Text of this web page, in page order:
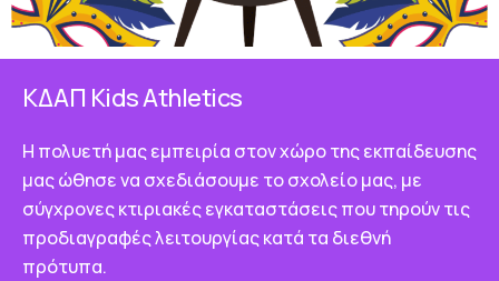
ΚΔΑΠ Κids Athletics
Η πολυετή μας εμπειρία στον χώρο της εκπαίδευσης
μας ώθησε να σχεδιάσουμε το σχολείο μας, με
σύγχρονες κτιριακές εγκαταστάσεις που τηρούν τις
προδιαγραφές λειτουργίας κατά τα διεθνή
πρότυπα.